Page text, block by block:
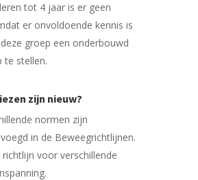
tot 4 jaar is er geen
er onvoldoende kennis is
groep een onderbouwd
te stellen.
zijn nieuw?
normen zijn
in de Beweegrichtlijnen.
richtlijn voor verschillende